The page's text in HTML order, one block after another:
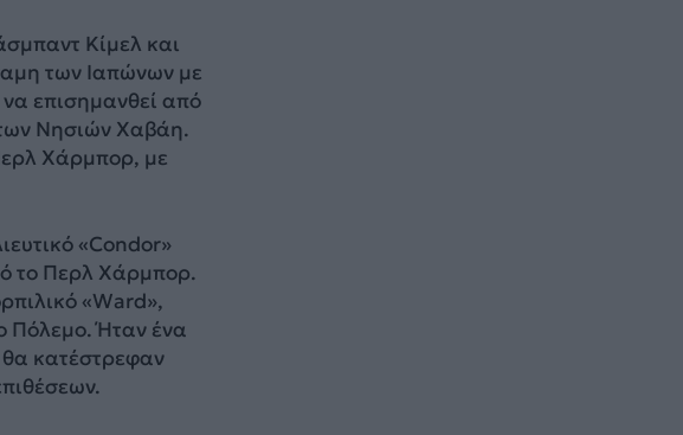
Κίμελ και
των Ιαπώνων με
επισημανθεί από
Νησιών Χαβάη.
Χάρμπορ, με
«Condor»
το Περλ Χάρμπορ.
«Ward»,
Πόλεμο. Ήταν ένα
θα κατέστρεφαν